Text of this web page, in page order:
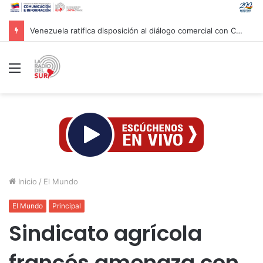
Venezuela ratifica disposición al diálogo comercial con Colombia bajo el principio de soberanía
Menú
Inicio / El Mundo
El Mundo Principal
Sindicato agrícola